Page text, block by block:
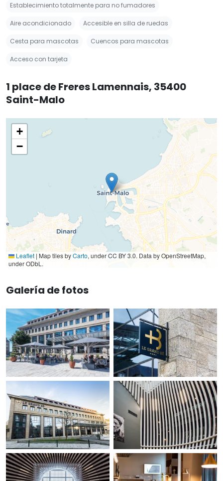
Establecimiento totalmente para no fumadores
Aire acondicionado Accesible en silla de ruedas
Cesta para mascotas Cuencos para mascotas
Acceso con tarjeta
1 place de Freres Lamennais, 35400
Saint-Malo
+
−
Leaflet | Map tiles byCarto, under CC BY 3.0. Data by OpenStreetMap,
under ODbL.
Galería de fotos